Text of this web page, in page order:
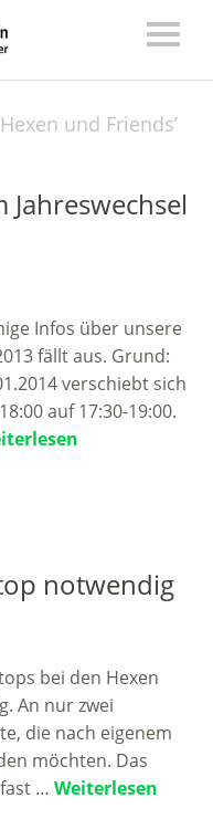
Hexen und Friends’
Infos über unsere
fällt aus. Grund:
verschiebt sich
auf 17:30-19:00.
notwendig
bei den Hexen
An nur zwei
die nach eigenem
möchten. Das
… Weiterlesen